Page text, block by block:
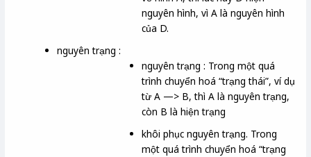
nguyên hình, vì A là nguyên hình
của D.
nguyên trạng :
nguyên trạng : Trong một quá
trình chuyển hoá “trạng thái”, ví dụ
từ A —> B, thì A là nguyên trạng,
còn B là hiện trạng
khôi phục nguyên trạng. Trong
một quá trình chuyển hoá “trạng